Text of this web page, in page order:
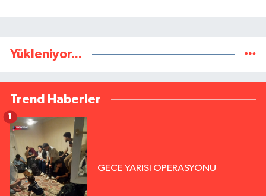
Yükleniyor...
Trend Haberler
GECE YARISI OPERASYONU
1